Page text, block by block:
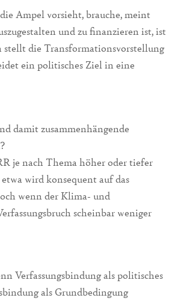
Ampel vorsieht, brauche, meint
und zu finanzieren ist, ist
stellt die Transformationsvorstellung
ein politisches Ziel in eine
damit zusammenhängende
je nach Thema höher oder tiefer
wird konsequent auf das
wenn der Klima- und
scheinbar weniger
Verfassungsbindung als politisches
als Grundbedingung